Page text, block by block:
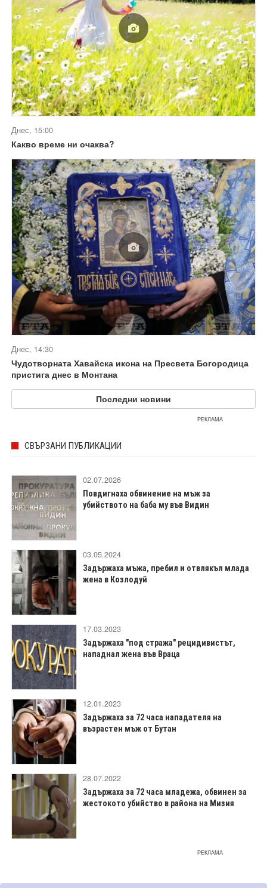
Днес, 15:00
Какво време ни очаква?
Днес, 14:30
Чудотворната Хавайска икона на Пресвета Богородица
пристига днес в Монтана
Последни новини
РЕКЛАМА
СВЪРЗАНИ ПУБЛИКАЦИИ
02.07.2026
Повдигнаха обвинение на мъж за
убийството на баба му във Видин
03.05.2024
Задържаха мъжа, пребил и отвлякъл млада
жена в Козлодуй
17.03.2023
Задържаха "под стража" рецидивистът,
нападнал жена във Враца
12.01.2023
Задържаха за 72 часа нападателя на
възрастен мъж от Бутан
28.07.2022
Задържаха за 72 часа младежа, обвинен за
жестокото убийство в района на Мизия
РЕКЛАМА